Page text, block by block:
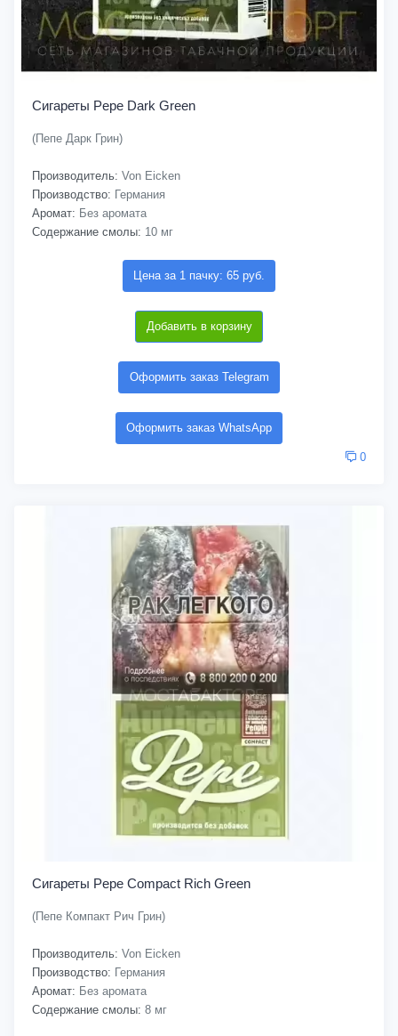
Сигареты Pepe Dark Green
(Пепе Дарк Грин)
Производитель: Von Eicken
Производство: Германия
Аромат: Без аромата
Содержание смолы: 10 мг
Цена за 1 пачку: 65 руб.
Добавить в корзину
Оформить заказ Telegram
Оформить заказ WhatsApp
0
Сигареты Pepe Compact Rich Green
(Пепе Компакт Рич Грин)
Производитель: Von Eicken
Производство: Германия
Аромат: Без аромата
Содержание смолы: 8 мг